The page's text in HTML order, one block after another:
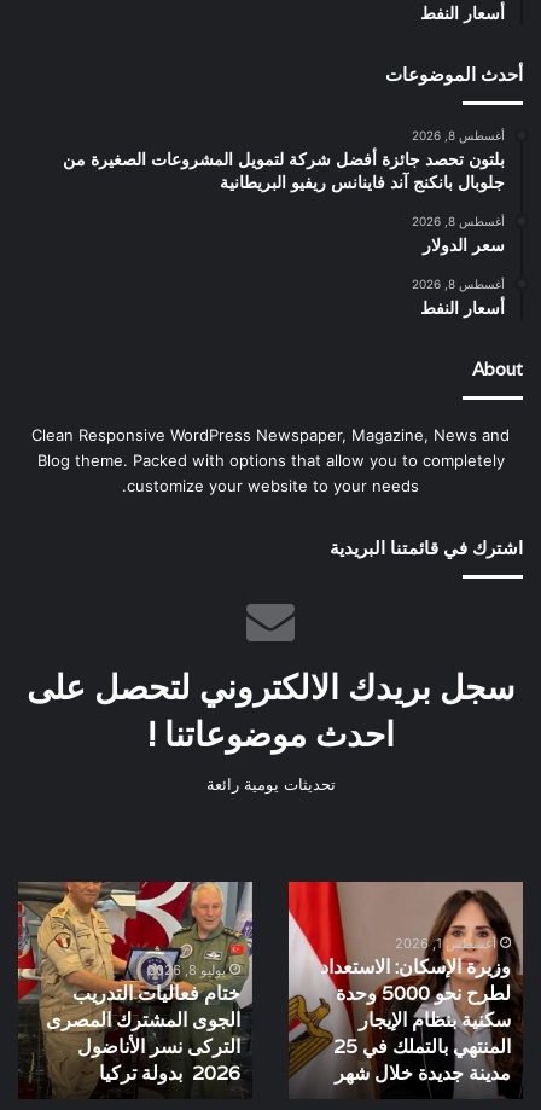
أسعار النفط
أحدث الموضوعات
أغسطس 8, 2026
بلتون تحصد جائزة أفضل شركة لتمويل المشروعات الصغيرة من
جلوبال بانكنج آند فاينانس ريفيو البريطانية
أغسطس 8, 2026
سعر الدولار
أغسطس 8, 2026
أسعار النفط
About
Clean Responsive WordPress Newspaper, Magazine, News and
Blog theme. Packed with options that allow you to completely
customize your website to your needs.
اشترك في قائمتنا البريدية
سجل بريدك الالكتروني لتحصل على
احدث موضوعاتنا !
تحديثات يومية رائعة
وزيرة
الإسكان:
الاستعداد
لطرح
نحو
5000
وحدة
سكنية
بنظام
أغسطس 1, 2026
وزيرة الإسكان: الاستعداد
لطرح نحو 5000 وحدة
سكنية بنظام الإيجار
المنتهي بالتملك في 25
مدينة جديدة خلال شهر
ختام
فعاليات
التدريب
الجوى
المشترك
المصرى
التركى
نسر
الأناضول
يوليو 8, 2026
ختام فعاليات التدريب
الجوى المشترك المصرى
التركى نسر الأناضول
2026 بدولة تركيا